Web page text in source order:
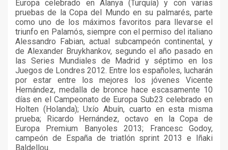
Europa celebrado en Alanya (Turquía) y con varias
pruebas de la Copa del Mundo en su palmarés, parte
como uno de los máximos favoritos para llevarse el
triunfo en Palamós, siempre con el permiso del italiano
Alessandro Fabian, actual subcampeón continental, y
de Alexander Bruykhankov, segundo el año pasado en
las Series Mundiales de Madrid y séptimo en los
Juegos de Londres 2012. Entre los españoles, lucharán
por estar entre los mejores los jóvenes Vicente
Hernández, medalla de bronce hace escasamente 10
días en el Campeonato de Europa Sub23 celebrado en
Holten (Holanda); Uxío Abuín, cuarto en esta misma
prueba; Ricardo Hernández, octavo en la Copa de
Europa Premium Banyoles 2013; Francesc Godoy,
campeón de España de triatlón sprint 2013 e Iñaki
Baldellou.